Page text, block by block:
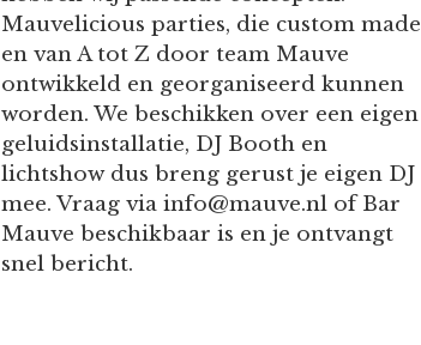
Mauvelicious parties, die custom made
en van A tot Z door team Mauve
ontwikkeld en georganiseerd kunnen
worden. We beschikken over een eigen
geluidsinstallatie, DJ Booth en
lichtshow dus breng gerust je eigen DJ
mee. Vraag via info@mauve.nl of Bar
Mauve beschikbaar is en je ontvangt
snel bericht.